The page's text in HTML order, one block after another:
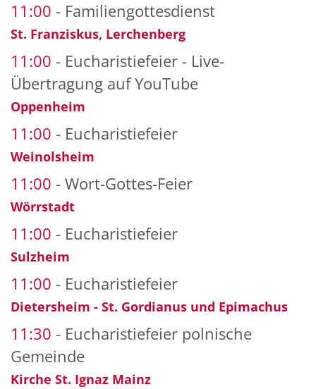
11:00 Familiengottesdienst
St. Franziskus, Lerchenberg
11:00
Eucharistiefeier - Live-
Übertragung auf YouTube
Oppenheim
11:00 Eucharistiefeier
Weinolsheim
11:00 Wort-Gottes-Feier
Wörrstadt
11:00 Eucharistiefeier
Sulzheim
11:00 Eucharistiefeier
Dietersheim - St. Gordianus und Epimachus
11:30
Eucharistiefeier polnische
Gemeinde
Kirche St. Ignaz Mainz